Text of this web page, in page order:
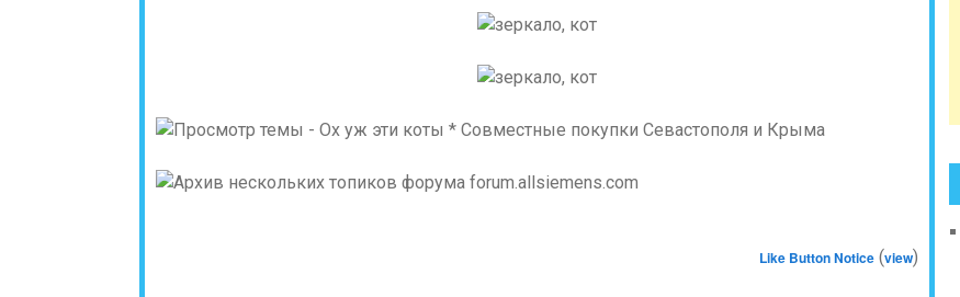
Like Button Notice (view)